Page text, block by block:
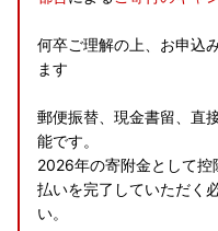
何卒ご理解の上、お申込
ます
郵便振替、現金書留、直
能です。
2026年の寄附金として
払いを完了していただく
い。